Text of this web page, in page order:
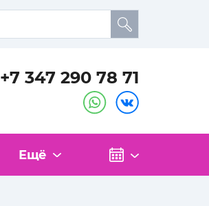
+7 347 290 78 71
Ещё